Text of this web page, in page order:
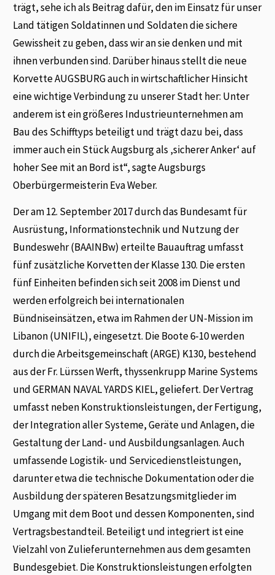
trägt, sehe ich als Beitrag dafür, den im Einsatz für unser
Land tätigen Soldatinnen und Soldaten die sichere
Gewissheit zu geben, dass wir an sie denken und mit
ihnen verbunden sind. Darüber hinaus stellt die neue
Korvette AUGSBURG auch in wirtschaftlicher Hinsicht
eine wichtige Verbindung zu unserer Stadt her: Unter
anderem ist ein größeres Industrieunternehmen am
Bau des Schifftyps beteiligt und trägt dazu bei, dass
immer auch ein Stück Augsburg als ‚sicherer Anker‘ auf
hoher See mit an Bord ist“, sagte Augsburgs
Oberbürgermeisterin Eva Weber.
Der am 12. September 2017 durch das Bundesamt für
Ausrüstung, Informationstechnik und Nutzung der
Bundeswehr (BAAINBw) erteilte Bauauftrag umfasst
fünf zusätzliche Korvetten der Klasse 130. Die ersten
fünf Einheiten befinden sich seit 2008 im Dienst und
werden erfolgreich bei internationalen
Bündniseinsätzen, etwa im Rahmen der UN-Mission im
Libanon (UNIFIL), eingesetzt. Die Boote 6-10 werden
durch die Arbeitsgemeinschaft (ARGE) K130, bestehend
aus der Fr. Lürssen Werft, thyssenkrupp Marine Systems
und GERMAN NAVAL YARDS KIEL, geliefert. Der Vertrag
umfasst neben Konstruktionsleistungen, der Fertigung,
der Integration aller Systeme, Geräte und Anlagen, die
Gestaltung der Land- und Ausbildungsanlagen. Auch
umfassende Logistik- und Servicedienstleistungen,
darunter etwa die technische Dokumentation oder die
Ausbildung der späteren Besatzungsmitglieder im
Umgang mit dem Boot und dessen Komponenten, sind
Vertragsbestandteil. Beteiligt und integriert ist eine
Vielzahl von Zulieferunternehmen aus dem gesamten
Bundesgebiet. Die Konstruktionsleistungen erfolgten